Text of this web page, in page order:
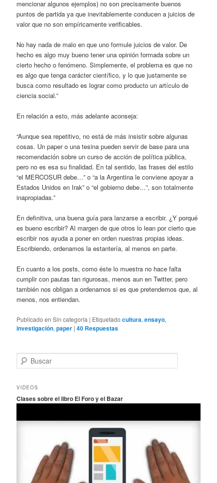
mencionar algunos ejemplos) no son precisamente buenos
puntos de partida ya que inevitablemente conducen a juicios de
valor que no son empíricamente verificables.
No hay nada de malo en que uno formule juicios de valor. De
hecho es algo muy bueno tener una opinión formada sobre un
cierto hecho o fenómeno. Simplemente, el problema es que no
es algo que tenga carácter científico, y lo que justamente se
busca como resultado es lograr como producto un artículo de
ciencia social.”
En relación a esto, más adelante aconseja:
“Aunque sea repetitivo, no está de más insistir sobre algunas
cosas. Un paper o una tesina pueden servir de base para una
recomendación sobre un curso de acción de política pública,
pero no es esa su finalidad. En tal sentido, las frases del estilo
“el MERCOSUR debe…” o “a la Argentina le conviene apoyar a
Estados Unidos en Irak” o “el gobierno debe…”, son totalmente
inapropiadas.”
En definitiva, una buena guía para lanzarse a escribir. ¿Y porqué
es bueno escribir? Al margen de que otros lo lean por cierto que
escribir nos ayuda a poner en orden nuestras propias ideas.
Escribiendo, ordenamos la estantería, al menos en parte.
En cuanto a los posts, como éste lo muestra no hace falta
cumplir con pautas tan rigurosas, menos aun en Twitter, pero
también nos obligan a ordenarnos si es que pretendemos que, al
menos, nos entiendan.
Publicado en Sin categoría | Etiquetado cultura,ensayo,
investigación,paper |40 Respuestas
u
c
r
VIDEOS
Clases sobre el libro El Foro y el Bazar